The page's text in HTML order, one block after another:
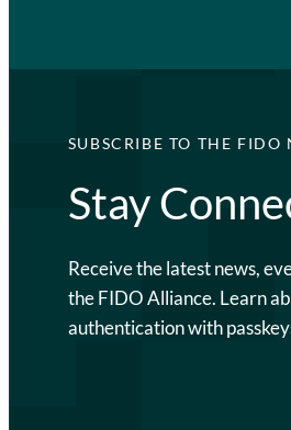
SUBSCRIBE TO THE FIDO
Stay
Receive the latest news,
the FIDO Alliance. Learn
authentication with